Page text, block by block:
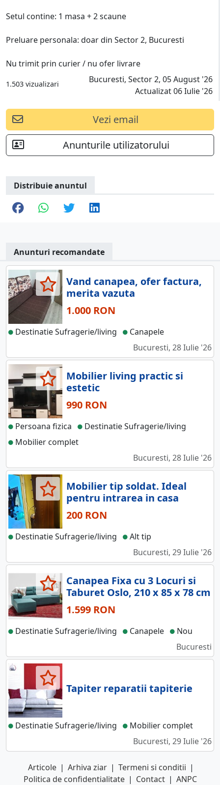
Setul contine: 1 masa + 2 scaune
Preluare personala: doar din Sector 2, Bucuresti
Nu trimit prin curier / nu ofer livrare
1.503 vizualizari
Bucuresti, Sector 2, 05 August '26
Actualizat 06 Iulie '26
Vezi email
Anunturile utilizatorului
Distribuie anuntul
Anunturi recomandate
Vand canapea, ofer factura,
merita vazuta
1.000 RON
Destinatie Sufragerie/living
Canapele
Bucuresti, 28 Iulie '26
Mobilier living practic si
estetic
990 RON
Persoana fizica
Destinatie Sufragerie/living
Mobilier complet
Bucuresti, 28 Iulie '26
Mobilier tip soldat. Ideal
pentru intrarea in casa
200 RON
Destinatie Sufragerie/living
Alt tip
Bucuresti, 29 Iulie '26
Canapea Fixa cu 3 Locuri si
Taburet Oslo, 210 x 85 x 78 cm
1.599 RON
Destinatie Sufragerie/living Canapele
Nou
Bucuresti
Tapiter reparatii tapiterie
Destinatie Sufragerie/living
Mobilier complet
Bucuresti, 29 Iulie '26
Articole | Arhiva ziar | Termeni si conditii |
Politica de confidentialitate | Contact | ANPC